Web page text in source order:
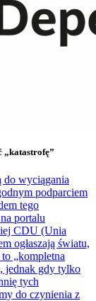
„katastrofę”
do wyciągania
podparciem
tego
portalu
CDU (Unia
ogłaszają światu,
„kompletna
jednak gdy tylko
tych
do czynienia z